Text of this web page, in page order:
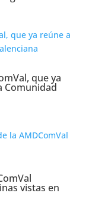
que ya
Comunidad
vistas en